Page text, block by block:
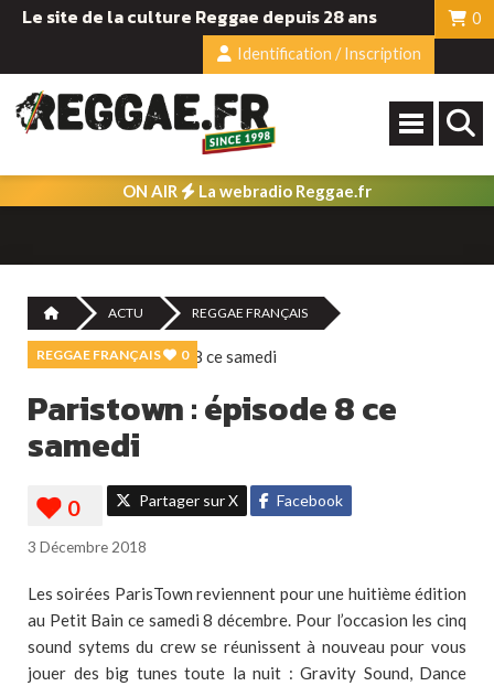
Le site de la culture Reggae depuis 28 ans
0
Identification / Inscription
ON AIR La webradio Reggae.fr
ACTU REGGAE FRANÇAIS
REGGAE FRANÇAIS 0
Paristown : épisode 8 ce
samedi
Partager sur X Facebook
3 Décembre 2018
Les soirées ParisTown reviennent pour une huitième édition
au Petit Bain ce samedi 8 décembre. Pour l’occasion les cinq
sound sytems du crew se réunissent à nouveau pour vous
jouer des big tunes toute la nuit : Gravity Sound, Dance